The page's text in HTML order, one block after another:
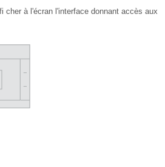
à l'écran l'interface donnant accès aux